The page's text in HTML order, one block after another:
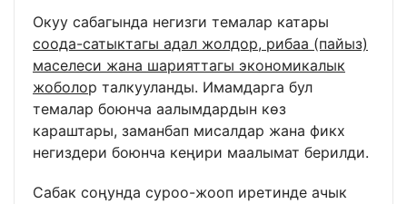
Окуу сабагында негизги темалар катары
соода-сатыктагы адал жолдор, рибаа (пайыз)
маселеси жана шарияттагы экономикалык
жоболор талкууланды. Имамдарга бул
темалар боюнча аалымдардын көз
караштары, заманбап мисалдар жана фикх
негиздери боюнча кеңири маалымат берилди.
Сабак соңунда суроо-жооп иретинде ачык